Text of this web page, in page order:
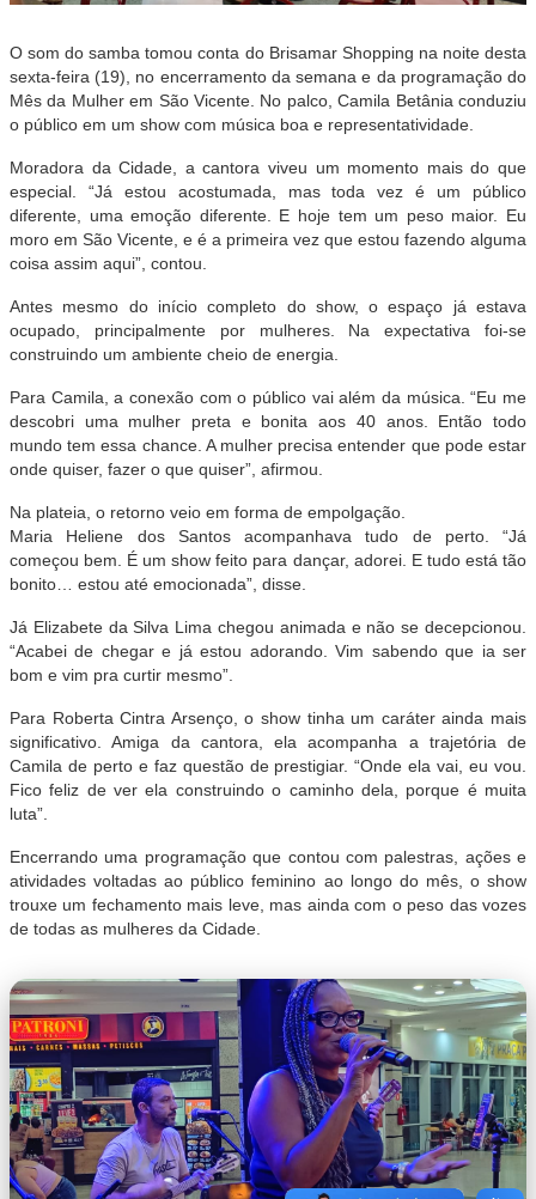
O som do samba tomou conta do Brisamar Shopping na noite desta
sexta-feira (19), no encerramento da semana e da programação do
Mês da Mulher em São Vicente. No palco, Camila Betânia conduziu
o público em um show com música boa e representatividade.
Moradora da Cidade, a cantora viveu um momento mais do que
especial. “Já estou acostumada, mas toda vez é um público
diferente, uma emoção diferente. E hoje tem um peso maior. Eu
moro em São Vicente, e é a primeira vez que estou fazendo alguma
coisa assim aqui”, contou.
Antes mesmo do início completo do show, o espaço já estava
ocupado, principalmente por mulheres. Na expectativa foi-se
construindo um ambiente cheio de energia.
Para Camila, a conexão com o público vai além da música. “Eu me
descobri uma mulher preta e bonita aos 40 anos. Então todo
mundo tem essa chance. A mulher precisa entender que pode estar
onde quiser, fazer o que quiser”, afirmou.
Na plateia, o retorno veio em forma de empolgação.
Maria Heliene dos Santos acompanhava tudo de perto. “Já
começou bem. É um show feito para dançar, adorei. E tudo está tão
bonito… estou até emocionada”, disse.
Já Elizabete da Silva Lima chegou animada e não se decepcionou.
“Acabei de chegar e já estou adorando. Vim sabendo que ia ser
bom e vim pra curtir mesmo”.
Para Roberta Cintra Arsenço, o show tinha um caráter ainda mais
significativo. Amiga da cantora, ela acompanha a trajetória de
Camila de perto e faz questão de prestigiar. “Onde ela vai, eu vou.
Fico feliz de ver ela construindo o caminho dela, porque é muita
luta”.
Encerrando uma programação que contou com palestras, ações e
atividades voltadas ao público feminino ao longo do mês, o show
trouxe um fechamento mais leve, mas ainda com o peso das vozes
de todas as mulheres da Cidade.